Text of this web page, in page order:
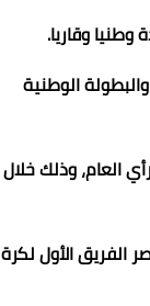
وقاريا.
الوطنية
العام، وذلك خلال
الأول لكرة